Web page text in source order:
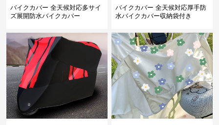
バイクカバー 全天候対応多サイ
ズ展開防水バイクカバー
バイクカバー 全天候対応厚手防
水バイクカバー収納袋付き